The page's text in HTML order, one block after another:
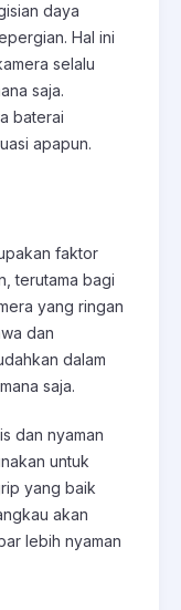
daya
Hal ini
selalu
saja.
baterai
apapun.
faktor
terutama bagi
yang ringan
dan
dalam
saja.
dan nyaman
untuk
yang baik
akan
lebih nyaman